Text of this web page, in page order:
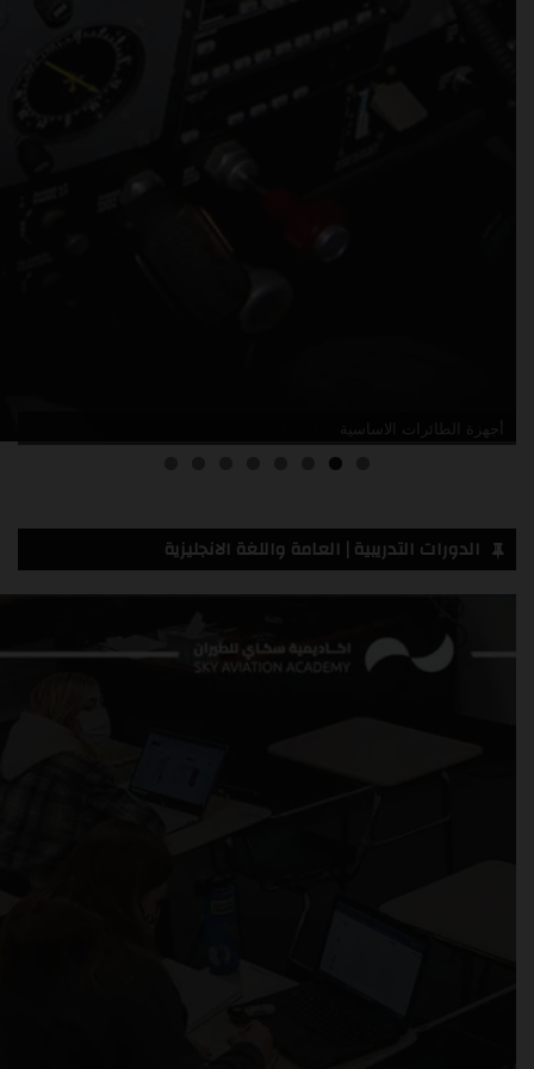
مقدمة في قائمة الحد الأدنى للأعطال
الدورات التدريبية | العامة واللغة الانجليزية